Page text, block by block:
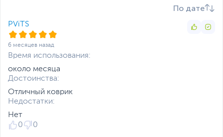
По дате
PViTS
6 месяцев назад
Время использования:
около месяца
Достоинства:
Отличный коврик
Недостатки:
Нет
0
0